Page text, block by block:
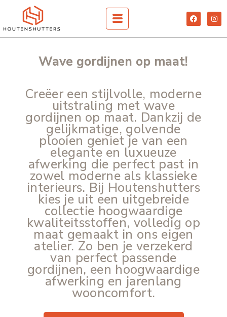
de
F
a
c
e
I
n
s
t
Wave gordijnen op maat!
Creëer een stijlvolle, moderne
uitstraling met wave
gordijnen op maat. Dankzij de
gelijkmatige, golvende
plooien geniet je van een
elegante en luxueuze
afwerking die perfect past in
zowel moderne als klassieke
interieurs. Bij Houtenshutters
kies je uit een uitgebreide
collectie hoogwaardige
kwaliteitsstoffen, volledig op
maat gemaakt in ons eigen
atelier. Zo ben je verzekerd
van perfect passende
gordijnen, een hoogwaardige
afwerking en jarenlang
wooncomfort.
........